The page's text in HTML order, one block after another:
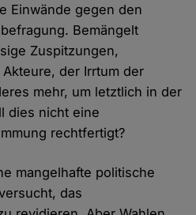
Einwände gegen den
Bemängelt
Zuspitzungen,
der Irrtum der
mehr, um letztlich in der
dies nicht eine
rechtfertigt?
mangelhafte politische
das